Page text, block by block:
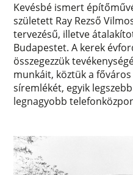
Kevésbé ismert
született Ray Rezső
tervezésű, illetve
Budapestet. A kerek
összegezzük
munkáit, köztük a
síremlékét, egyik
legnagyobb